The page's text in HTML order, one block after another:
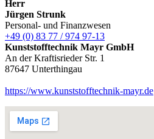
Herr
Jürgen Strunk
Personal- und Finanzwesen
+49 (0) 83 77 / 974 97-13
Kunststofftechnik Mayr GmbH
An der Kraftisrieder Str. 1
87647 Unterthingau
https://www.kunststofftechnik-mayr.de